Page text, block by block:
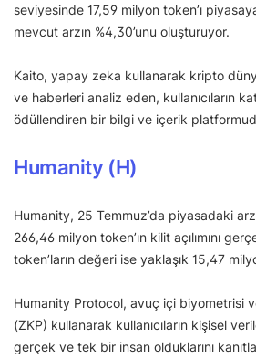
seviyesinde 17,59 milyon token’ı
mevcut arzın %4,30’unu oluşturuyor.
Kaito, yapay zeka kullanarak kripto
ve haberleri analiz eden, kullanıcıların
ödüllendiren bir bilgi ve içerik
Humanity (H)
Humanity, 25 Temmuz’da piyasadaki
266,46 milyon token’ın kilit açılımını
token’ların değeri ise yaklaşık 15,47
Humanity Protocol, avuç içi biyometrisi ve
(ZKP) kullanarak kullanıcıların kişisel
gerçek ve tek bir insan olduklarını